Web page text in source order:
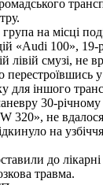
на місці
«Audi 100», 19-
лівій смузі, не
перестроївшись
для іншого
30-
320», не
на
до
травма.